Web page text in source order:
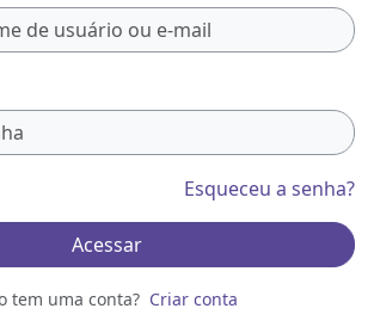
Esqueceu a senha?
Acessar
tem uma conta? Criar conta